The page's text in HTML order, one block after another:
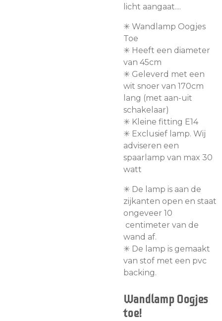
licht aangaat....
✳︎ Wandlamp Oogjes
Toe
✳︎ Heeft een diameter
van 45cm
✳︎ Geleverd met een
wit snoer van 170cm
lang (met aan-uit
schakelaar)
✳︎ Kleine fitting E14
✳︎ Exclusief lamp. Wij
adviseren een
spaarlamp van max 30
watt
✳︎ De lamp is aan de
zijkanten open en staat
ongeveer 10
centimeter van de
wand af.
✳︎ De lamp is gemaakt
van stof met een pvc
backing.
Wandlamp Oogjes
toe!